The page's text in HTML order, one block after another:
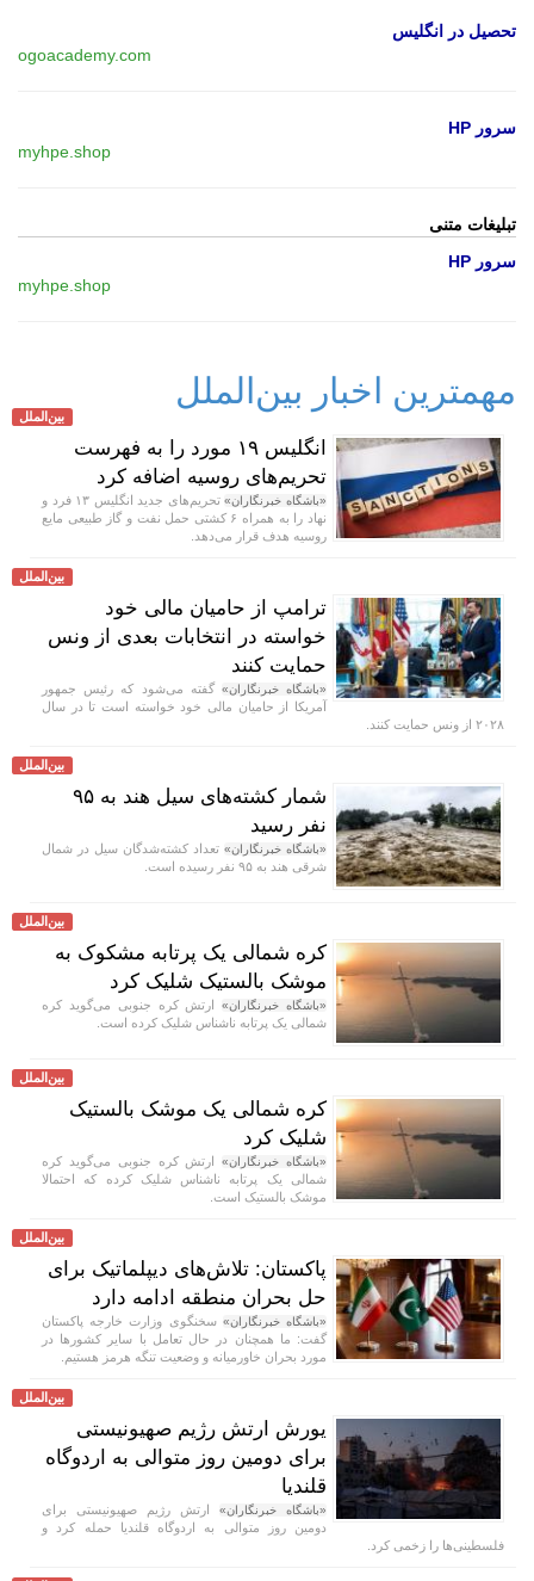
تحصیل در انگلیس
ogoacademy.com
سرور HP
myhpe.shop
تبلیغات متنی
سرور HP
myhpe.shop
مهمترین اخبار بین‌الملل
بین‌الملل
انگلیس ۱۹ مورد را به فهرست
تحریم‌های روسیه اضافه کرد
«باشگاه خبرنگاران»
تحریم‌های جدید انگلیس ۱۳ فرد و
نهاد را به همراه ۶ کشتی حمل نفت و گاز طبیعی مایع
روسیه هدف قرار می‌دهد.
بین‌الملل
ترامپ از حامیان مالی خود
خواسته در انتخابات بعدی از ونس
حمایت کنند
«باشگاه خبرنگاران» گفته می‌شود که رئیس جمهور
آمریکا از حامیان مالی خود خواسته است تا در سال
۲۰۲۸ از ونس حمایت کنند.
بین‌الملل
شمار کشته‌های سیل هند به ۹۵
نفر رسید
«باشگاه خبرنگاران» تعداد کشته‌شدگان سیل در شمال
شرقی هند به ۹۵ نفر رسیده است.
بین‌الملل
کره شمالی یک پرتابه مشکوک به
موشک بالستیک شلیک کرد
«باشگاه خبرنگاران»ارتش کره جنوبی می‌گوید کره
شمالی یک پرتابه ناشناس شلیک کرده است.
بین‌الملل
کره شمالی یک موشک بالستیک
شلیک کرد
«باشگاه خبرنگاران»ارتش کره جنوبی می‌گوید کره
شمالی یک پرتابه ناشناس شلیک کرده که احتمالا
موشک بالستیک است.
بین‌الملل
پاکستان: تلاش‌های دیپلماتیک برای
حل بحران منطقه ادامه دارد
«باشگاه خبرنگاران» سخنگوی وزارت خارجه پاکستان
گفت: ما همچنان در حال تعامل با سایر کشور‌ها در
مورد بحران خاورمیانه و وضعیت تنگه هرمز هستیم.
بین‌الملل
یورش ارتش رژیم صهیونیستی
برای دومین روز متوالی به اردوگاه
قلندیا
«باشگاه خبرنگاران» ارتش رژیم صهیونیستی برای
دومین روز متوالی به اردوگاه قلندیا حمله کرد و
فلسطینی‌ها را زخمی کرد.